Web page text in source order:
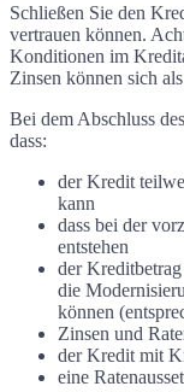
Schließen Sie den
vertrauen können.
Konditionen im
Zinsen können sich
Bei dem Abschluss
dass:
der Kredit
kann
dass bei der
entstehen
der
die
können
Zinsen und
der Kredit mit
eine